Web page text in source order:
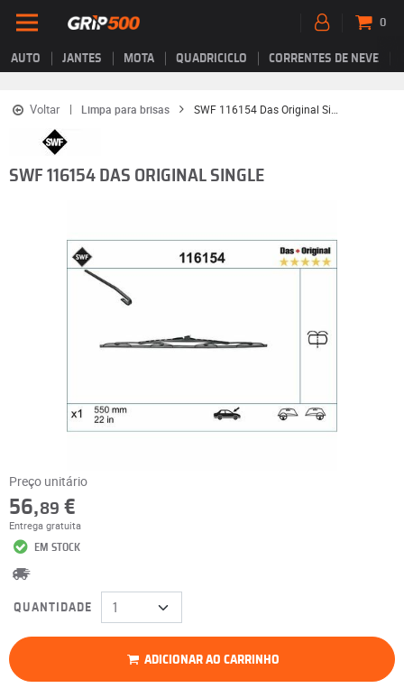
AUTO JANTES MOTA QUADRICICLO CORRENTES DE NEVE
0
Voltar Limpa para brisas
SWF 116154 DAS ORIGINAL SINGLE
Preço unitário
56,89 €
Entrega gratuita
EM STOCK
QUANTIDADE
ADICIONAR AO CARRINHO